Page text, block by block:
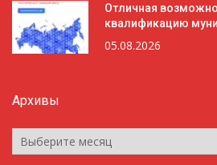
Отличная
квалификацию
05.08.2026
Архивы
Архивы